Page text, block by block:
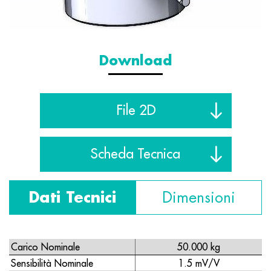
Download
File 2D
Scheda Tecnica
Dati Tecnici Dimensioni
Carico Nominale
50.000 kg
Sensibilità Nominale
1.5 mV/V